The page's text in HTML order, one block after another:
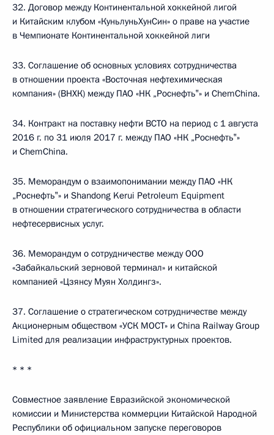
32. Договор между Континентальной хоккейной лигой
и Китайским клубом «КуньлуньХунСин» о праве на участие
в Чемпионате Континентальной хоккейной лиги
33. Соглашение об основных условиях сотрудничества
в отношении проекта «Восточная нефтехимическая
компания» (ВНХК) между ПАО «НК „Роснефть‟» и ChemChina.
34. Контракт на поставку нефти ВСТО на период с 1 августа
2016 г. по 31 июля 2017 г. между ПАО «НК „Роснефть‟»
и ChemChina.
35. Меморандум о взаимопонимании между ПАО «НК
„Роснефть‟» и Shandong Kerui Petroleum Equipment
в отношении стратегического сотрудничества в области
нефтесервисных услуг.
36. Меморандум о сотрудничестве между ООО
«Забайкальский зерновой терминал» и китайской
компанией «Цзянсу Муян Холдингз».
37. Соглашение о стратегическом сотрудничестве между
Акционерным обществом «УСК МОСТ» и China Railway Group
Limited для реализации инфраструктурных проектов.
* * *
Совместное заявление Евразийской экономической
комиссии и Министерства коммерции Китайской Народной
Республики об официальном запуске переговоров